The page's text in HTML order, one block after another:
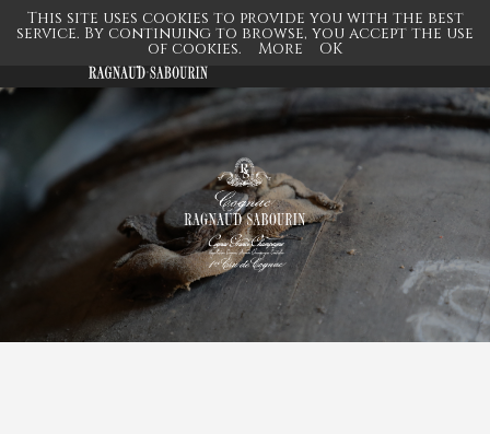
This site uses cookies to provide you with the best
service. By continuing to browse, you accept the use
of cookies. More OK